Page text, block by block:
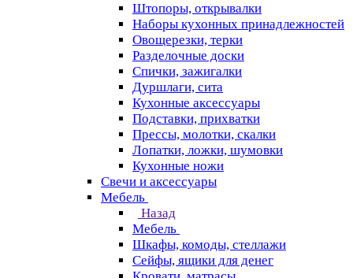
Штопоры, открывалки
Наборы кухонных принадлежностей
Овощерезки, терки
Разделочные доски
Спички, зажигалки
Дуршлаги, сита
Кухонные аксессуары
Подставки, прихватки
Прессы, молотки, скалки
Лопатки, ложки, шумовки
Кухонные ножи
Свечи и аксессуары
Мебель
Назад
Мебель
Шкафы, комоды, стеллажи
Сейфы, ящики для денег